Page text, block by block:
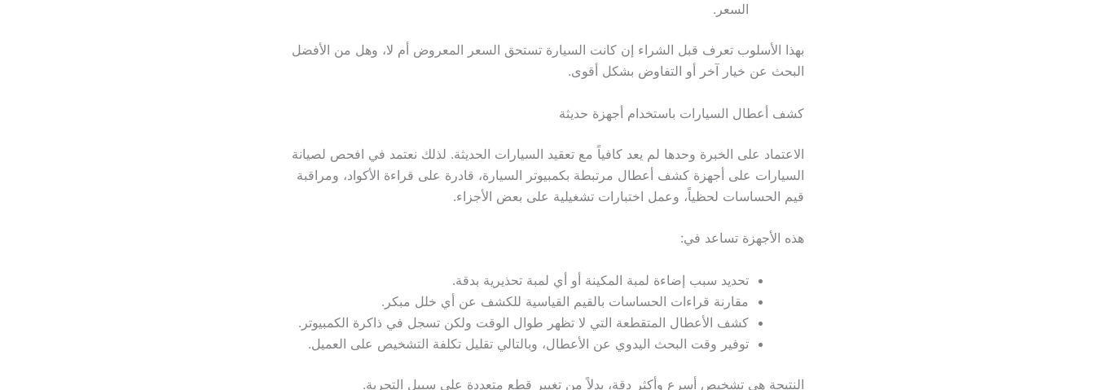
السعر.
بهذا الأسلوب تعرف قبل الشراء إن كانت السيارة تستحق السعر المعروض أم لا، وهل من الأفضل
البحث عن خيار آخر أو التفاوض بشكل أقوى.
كشف أعطال السيارات باستخدام أجهزة حديثة
الاعتماد على الخبرة وحدها لم يعد كافياً مع تعقيد السيارات الحديثة. لذلك نعتمد في افحص لصيانة
السيارات على أجهزة كشف أعطال مرتبطة بكمبيوتر السيارة، قادرة على قراءة الأكواد، ومراقبة
قيم الحساسات لحظياً، وعمل اختبارات تشغيلية على بعض الأجزاء.
هذه الأجهزة تساعد في:
تحديد سبب إضاءة لمبة المكينة أو أي لمبة تحذيرية بدقة.
مقارنة قراءات الحساسات بالقيم القياسية للكشف عن أي خلل مبكر.
كشف الأعطال المتقطعة التي لا تظهر طوال الوقت ولكن تسجل في ذاكرة الكمبيوتر.
توفير وقت البحث اليدوي عن الأعطال، وبالتالي تقليل تكلفة التشخيص على العميل.
النتيجة هي تشخيص أسرع وأكثر دقة، بدلاً من تغيير قطع متعددة على سبيل التجربة.